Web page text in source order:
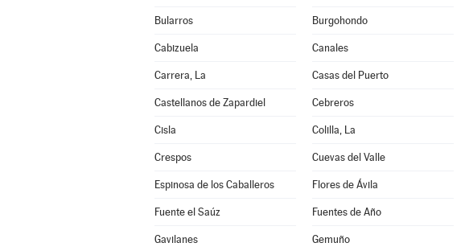
Bularros Burgohondo
Cabizuela Canales
Carrera, La Casas del Puerto
Castellanos de Zapardiel Cebreros
Cisla Colilla, La
Crespos Cuevas del Valle
Espinosa de los Caballeros Flores de Ávila
Fuente el Saúz Fuentes de Año
Gavilanes Gemuño